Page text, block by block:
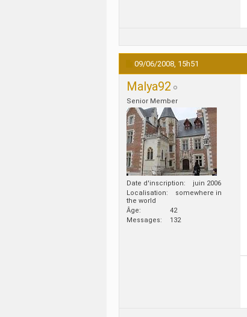
09/06/2008, 15h51
Malya92
Senior Member
Date d'inscription
juin 2006
Localisation
somewhere in
the world
Âge
42
Messages
132